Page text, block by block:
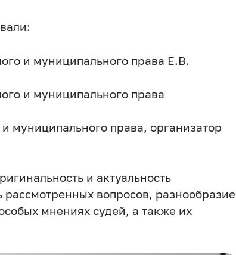
и муниципального права Е.В.
и муниципального права
муниципального права, организатор
и актуальность
вопросов, разнообразие
мнениях судей, а также их